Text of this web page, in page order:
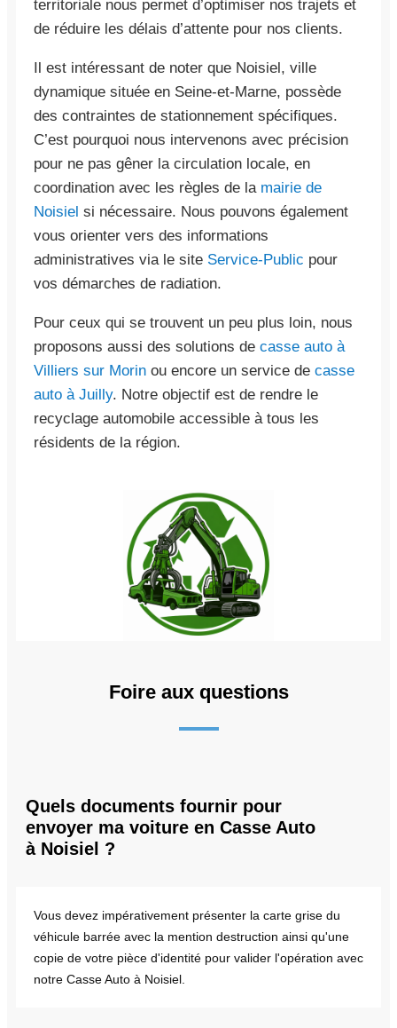
territoriale nous permet d’optimiser nos trajets et
de réduire les délais d’attente pour nos clients.
Il est intéressant de noter que Noisiel, ville
dynamique située en Seine-et-Marne, possède
des contraintes de stationnement spécifiques.
C’est pourquoi nous intervenons avec précision
pour ne pas gêner la circulation locale, en
coordination avec les règles de la mairie de
Noisiel si nécessaire. Nous pouvons également
vous orienter vers des informations
administratives via le site Service-Public pour
vos démarches de radiation.
Pour ceux qui se trouvent un peu plus loin, nous
proposons aussi des solutions de casse auto à
Villiers sur Morin ou encore un service de casse
auto à Juilly. Notre objectif est de rendre le
recyclage automobile accessible à tous les
résidents de la région.
Foire aux questions
Quels documents fournir pour
envoyer ma voiture en Casse Auto
à Noisiel ?
Vous devez impérativement présenter la carte grise du
véhicule barrée avec la mention destruction ainsi qu'une
copie de votre pièce d'identité pour valider l'opération avec
notre Casse Auto à Noisiel.